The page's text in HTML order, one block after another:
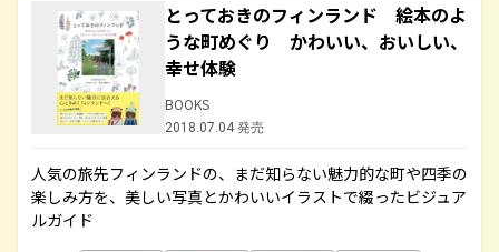
とっておきのフィンランド 絵本のよ
うな町めぐり かわいい、おいしい、
幸せ体験
BOOKS
2018.07.04 発売
人気の旅先フィンランドの、まだ知らない魅力的な町や四季の
楽しみ方を、美しい写真とかわいいイラストで綴ったビジュア
ルガイド